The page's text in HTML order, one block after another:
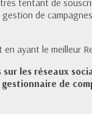
tentant de
de
ayant le meilleur
les réseaux
de